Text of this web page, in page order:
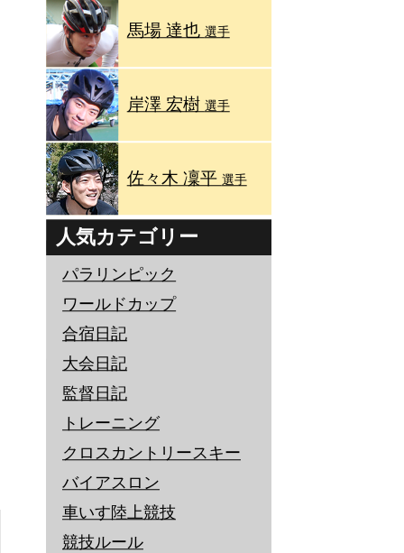
馬場 達也 選手
岸澤 宏樹 選手
佐々木 凜平 選手
人気カテゴリー
パラリンピック
ワールドカップ
合宿日記
大会日記
監督日記
トレーニング
クロスカントリースキー
バイアスロン
車いす陸上競技
競技ルール